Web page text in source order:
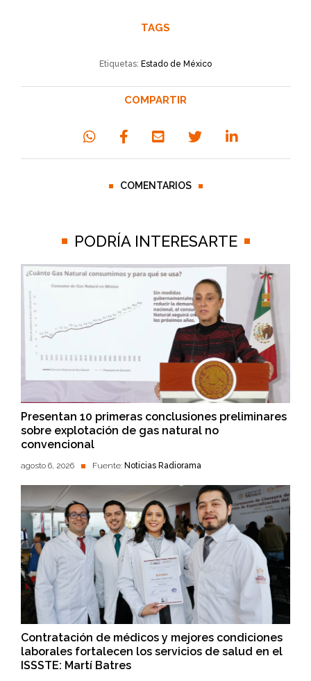
TAGS
Etiquetas: Estado de México
COMPARTIR
COMENTARIOS
PODRÍA INTERESARTE
Presentan 10 primeras conclusiones preliminares
sobre explotación de gas natural no
convencional
agosto 6, 2026 Fuente: Noticias Radiorama
Contratación de médicos y mejores condiciones
laborales fortalecen los servicios de salud en el
ISSSTE: Martí Batres